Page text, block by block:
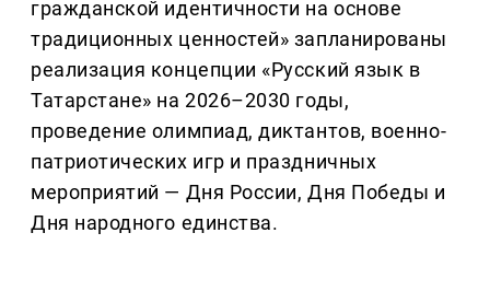
гражданской идентичности на основе
традиционных ценностей» запланированы
реализация концепции «Русский язык в
Татарстане» на 2026–2030 годы,
проведение олимпиад, диктантов, военно-
патриотических игр и праздничных
мероприятий — Дня России, Дня Победы и
Дня народного единства.